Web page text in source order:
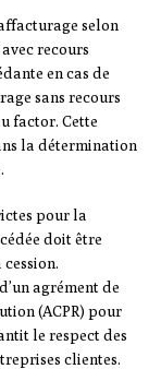
selon
recours
en cas de
sans recours
factor. Cette
la détermination
pour la
doit être
agrément de
(ACPR) pour
le respect des
clientes.